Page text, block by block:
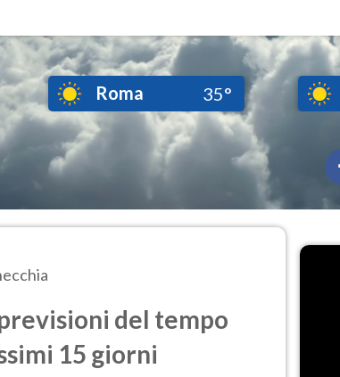
Roma 35°
del tempo
15 giorni